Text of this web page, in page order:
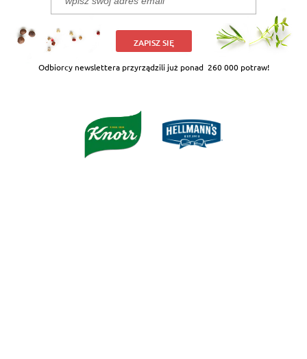
ZAPISZ SIĘ
Odbiorcy newslettera przyrządzili już ponad 260 000 potraw!